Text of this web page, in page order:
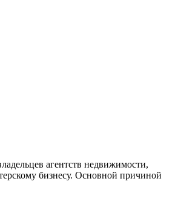
агентств недвижимости,
бизнесу. Основной причиной